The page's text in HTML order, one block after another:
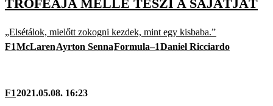
TRÓFEÁJA MELLÉ TESZI A SAJÁTJÁT
„Elsétálok, mielőtt zokogni kezdek, mint egy kisbaba.”
F1McLarenAyrton SennaFormula–1Daniel Ricciardo
F12021.05.08. 16:23